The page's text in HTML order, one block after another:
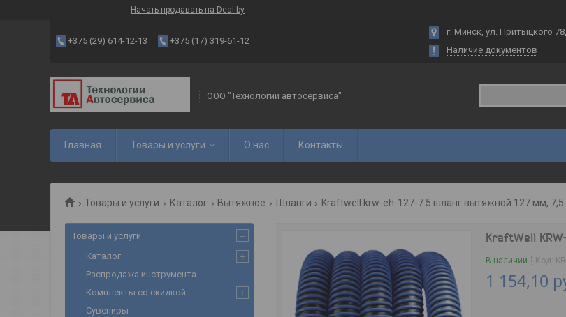
Начать продавать на Deal.by
+375 (29) 614-12-13 +375 (17) 319-61-12
г. Минск, ул. Притыцкого
Наличие документов
ООО "Технологии автосервиса"
Главная Товары и услуги О нас Контакты
Товары и услуги Каталог Вытяжное Шланги Kraftwell krw-eh-127-7.5 шланг вытяжной 127 мм, 7,5
KraftWell
В наличии Код:
1 154,10
Товары и услуги
Каталог
Распродажа инструмента
Комплекты со скидкой
Сувениры